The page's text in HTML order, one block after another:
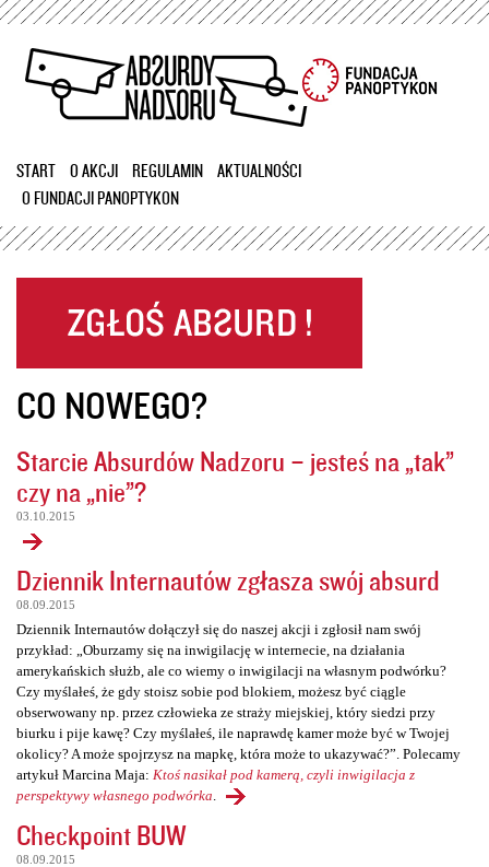
Przejdź
treści
START O AKCJI REGULAMIN
AKTUALNOŚCI
O FUNDACJI PANOPTYKON
CO NOWEGO?
Starcie Absurdów Nadzoru – jesteś na „tak”
czy na „nie”?
03.10.2015
Dziennik Internautów zgłasza swój absurd
08.09.2015
Dziennik Internautów dołączył się do naszej akcji i zgłosił nam swój
przykład: „Oburzamy się na inwigilację w internecie, na działania
amerykańskich służb, ale co wiemy o inwigilacji na własnym podwórku?
Czy myślałeś, że gdy stoisz sobie pod blokiem, możesz być ciągle
obserwowany np. przez człowieka ze straży miejskiej, który siedzi przy
biurku i pije kawę? Czy myślałeś, ile naprawdę kamer może być w Twojej
okolicy? A może spojrzysz na mapkę, która może to ukazywać?”. Polecamy
artykuł Marcina Maja: Ktoś nasikał pod kamerą, czyli inwigilacja z
perspektywy własnego podwórka
Checkpoint BUW
08.09.2015